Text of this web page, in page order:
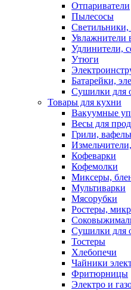
Отпариватели
Пылесосы
Увлажнители
Удлинители,
Утюги
Батарейки,
Сушилки для
Товары для кухни
Вакуумные
Весы для
Грили,
Кофеварки
Кофемолки
Миксеры,
Мультиварки
Мясорубки
Ростеры,
Сушилки для
Тостеры
Хлебопечи
Чайники
Фритюрницы
Электро и